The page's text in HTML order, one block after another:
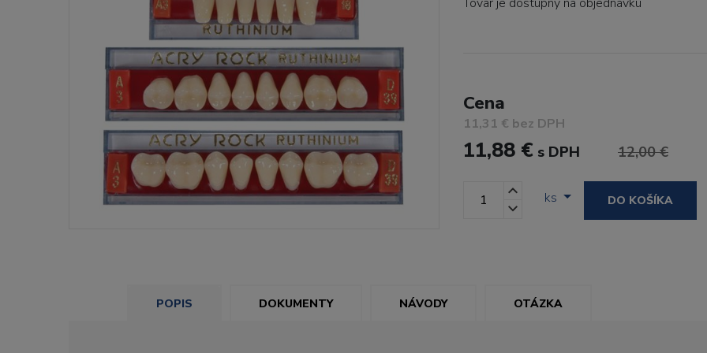
Cena
11,31 € bez DPH
11,88 € s DPH 12,00 €
ks DO KOŠÍKA
POPIS DOKUMENTY NÁVODY OTÁZKA